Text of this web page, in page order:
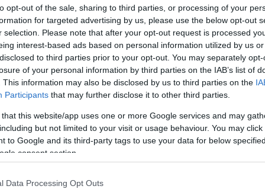
opt-out of the sale, sharing to third parties, or processing of your
for targeted advertising by us, please use the below opt-out
selection. Please note that after your opt-out request is processed
interest-based ads based on personal information utilized by us
to third parties prior to your opt-out. You may separately
of your personal information by third parties on the IAB’s list of
This information may also be disclosed by us to third parties on the
Participants that may further disclose it to other third parties.
that this website/app uses one or more Google services and may
but not limited to your visit or usage behaviour. You may
to Google and its third-party tags to use your data for below
consent section.
Data Processing Opt Outs
συνεργάστηκα με σπουδαίους ανθρώπους και
τη μάχη για να είναι ο ΣΥΡΙΖΑ –
των καταστροφών. Και σταθήκαμε
ήταν καθόλου αυτονόητο.» γράφει